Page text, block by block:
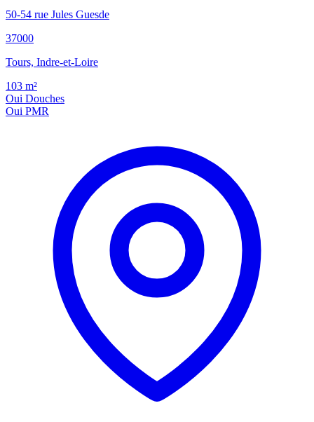
50-54 rue Jules Guesde
37000
Tours, Indre-et-Loire
103 m²
Oui Douches
Oui PMR